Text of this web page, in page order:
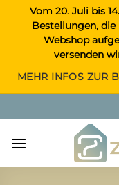
Inhalt
springen
Vom 20. Juli bis
Bestellungen,
Webshop
versenden
MEHR INFOS ZUR